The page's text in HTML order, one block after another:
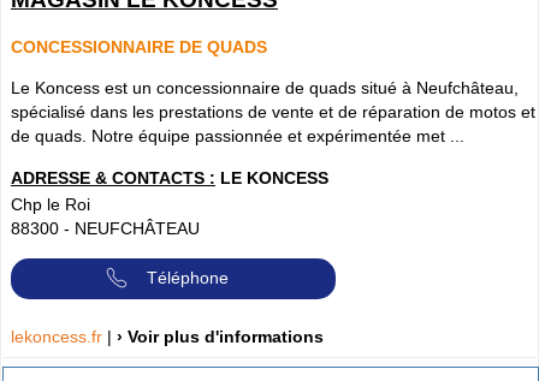
CONCESSIONNAIRE DE QUADS
Le Koncess est un concessionnaire de quads situé à Neufchâteau,
spécialisé dans les prestations de vente et de réparation de motos et
de quads. Notre équipe passionnée et expérimentée met ...
ADRESSE & CONTACTS : LE KONCESS
Chp le Roi
88300 - NEUFCHÂTEAU
Téléphone
lekoncess.fr | › Voir plus d'informations